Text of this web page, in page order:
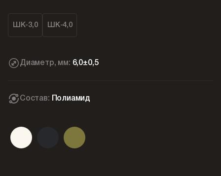
ШК-3,0 ШК-4,0
Диаметр, мм: 6,0±0,5
Состав: Полиамид